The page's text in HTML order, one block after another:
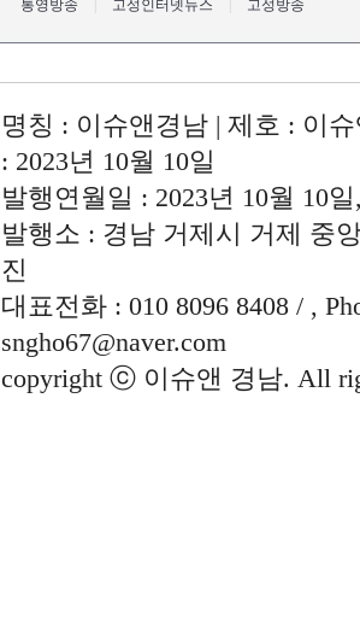
통영방송 고성인터넷뉴스 고성방송
명칭 : 이슈앤경남 | 제호 : 이
: 2023년 10월 10일
발행연월일 : 2023년 10월 10
발행소 : 경남 거제시 거제 중
진
대표전화 : 010 8096 8408 / ,
sngho67@naver.com
copyright ⓒ 이슈앤 경남. All